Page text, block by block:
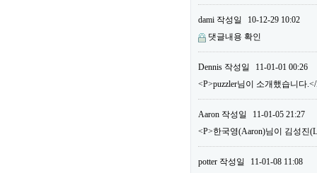
dami 작성일
10-12-29 10:02
댓글내용 확인
Dennis 작성일
11-01-01 00:26
<P>puzzler님이 소개했습니다
Aaron 작성일
11-01-05 21:27
<P>한국영(Aaron)님이 김성진
potter 작성일
11-01-08 11:08